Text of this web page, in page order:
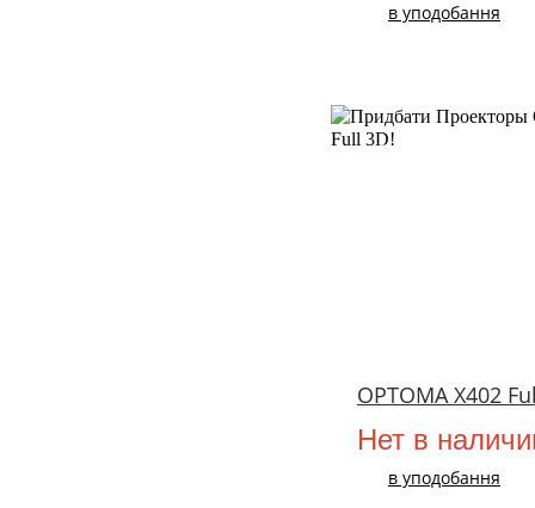
в уподобання
OPTOMA X402
Нет в
в уподобання